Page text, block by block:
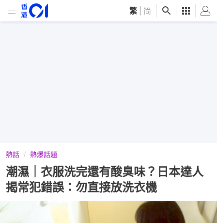
繁 简
熱話 熱爆話題
潮濕｜衣服洗完還有酸臭味？日本達人
揭常犯錯誤：勿直接放洗衣機